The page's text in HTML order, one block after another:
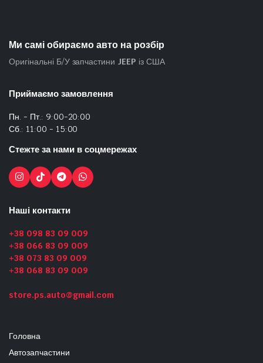
Ми самі обираємо авто на розбір
Оригінальні Б/У запчастини JEEP із США
Приймаємо замовлення
Пн. - Пт.: 9:00-20:00
Сб.: 11:00 - 15:00
Стежте за нами в соцмережах
Наші контакти
+38 098 83 09 009
+38 066 83 09 009
+38 073 83 09 009
+38 068 83 09 009
store.ps.auto@gmail.com
Головна
Автозапчастини